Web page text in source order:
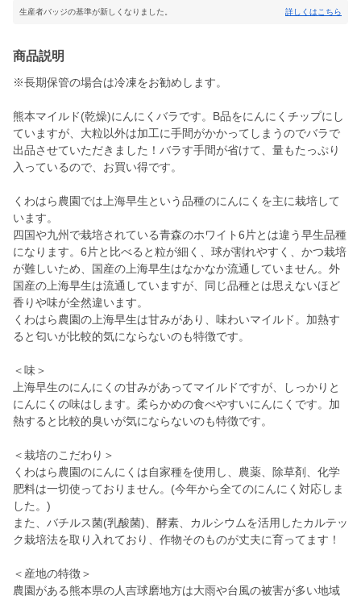
生産者バッジの基準が新しくなりました。 詳しくはこちら
商品説明
※長期保管の場合は冷凍をお勧めします。
熊本マイルド(乾燥)にんにくバラです。B品をにんにくチップにし
ていますが、大粒以外は加工に手間がかかってしまうのでバラで
出品させていただきました！バラす手間が省けて、量もたっぷり
入っているので、お買い得です。
くわはら農園では上海早生という品種のにんにくを主に栽培して
います。
四国や九州で栽培されている青森のホワイト6片とは違う早生品種
になります。6片と比べると粒が細く、球が割れやすく、かつ栽培
が難しいため、国産の上海早生はなかなか流通していません。外
国産の上海早生は流通していますが、同じ品種とは思えないほど
香りや味が全然違います。
くわはら農園の上海早生は甘みがあり、味わいマイルド。加熱す
ると匂いが比較的気にならないのも特徴です。
＜味＞
上海早生のにんにくの甘みがあってマイルドですが、しっかりと
にんにくの味はします。柔らかめの食べやすいにんにくです。加
熱すると比較的臭いが気にならないのも特徴です。
＜栽培のこだわり＞
くわはら農園のにんにくは自家種を使用し、農薬、除草剤、化学
肥料は一切使っておりません。(今年から全てのにんにく対応しま
した。)
また、バチルス菌(乳酸菌)、酵素、カルシウムを活用したカルテッ
ク栽培法を取り入れており、作物そのものが丈夫に育ってます！
＜産地の特徴＞
農園がある熊本県の人吉球磨地方は大雨や台風の被害が多い地域